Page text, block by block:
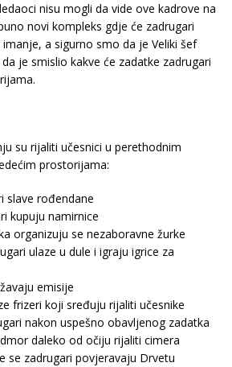
nisu mogli da vide ove kadrove na
novi kompleks gdje će zadrugari
a sigurno smo da je Veliki šef
je smislio kakve će zadatke zadrugari
su rijaliti učesnici u perethodnim
prostorijama:
slave rođendane
kupuju namirnice
organizuju se nezaboravne žurke
ulaze u dule i igraju igrice za
emisije
frizeri koji sređuju rijaliti učesnike
nakon uspešno obavljenog zadatka
daleko od očiju rijaliti cimera
se zadrugari povjeravaju Drvetu